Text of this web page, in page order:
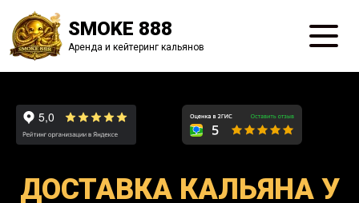
SMOKE 888
Аренда и кейтеринг кальянов
ДОСТАВКА КАЛЬЯНА У